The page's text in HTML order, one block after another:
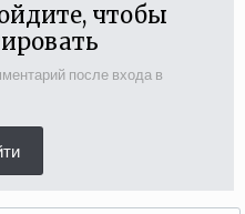
чтобы
после входа в